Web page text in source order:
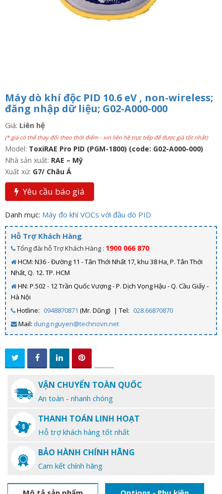
Máy dò khí độc PID 10.6 eV , non-wireless;
đăng nhập dữ liệu; G02-A000-000
Giá: Liên hệ
(* giá có thể thay đổi theo thời điểm - xin liên hệ trực tiếp để được giá tốt nhất)
Model: ToxiRAE Pro PID (PGM-1800) (code: G02-A000-000)
Nhà sản xuất: RAE – Mỹ
Xuất xứ: G7/ Châu Á
Yêu cầu báo giá
Danh mục: Máy đo khí VOCs với đầu dò PID
Hỗ Trợ Khách Hàng
Tổng đài hỗ Trợ Khách Hàng : 1900 066 870
HCM: N36 - Đường 11 - Tân Thới Nhất 17, khu 38 Ha, P. Tân Thới
Nhất, Q. 12. TP. HCM
HN: P.502 - 12 Trần Quốc Vượng - P. Dịch Vọng Hậu - Q. Cầu Giấy -
Hà Nội
Hotline: 0948870871 (Mr. Dũng) | Tel: 028.66870870
Mail: dung.nguyen@technovn.net
VẬN CHUYỂN TOÀN QUỐC
An toàn - nhanh chóng
THANH TOÁN LINH HOẠT
Hỗ trợ khách hàng tốt nhất
BẢO HÀNH CHÍNH HÃNG
Cam kết chính hãng